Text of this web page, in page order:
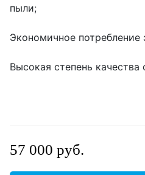
пыли;
Экономичное потребление
Высокая степень качества
57 000 руб.